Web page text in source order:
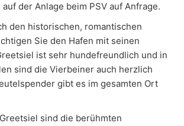
der Anlage beim PSV auf Anfrage.
den historischen, romantischen
Sie den Hafen mit seinen
ist sehr hundefreundlich und in
sind die Vierbeiner auch herzlich
gibt es im gesamten Ort
sind die berühmten